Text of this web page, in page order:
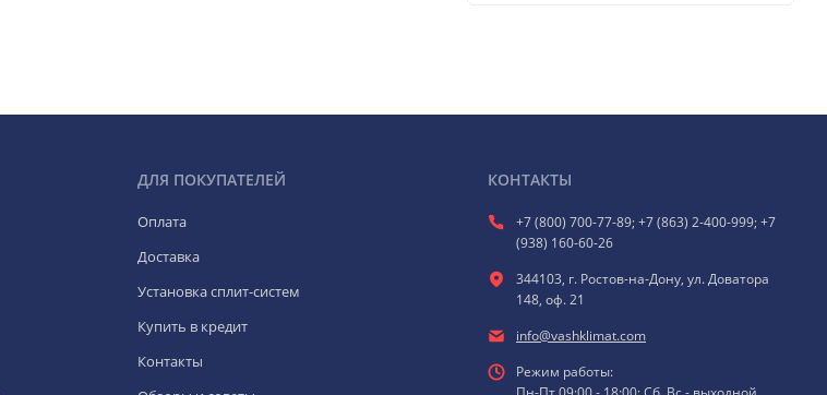
ДЛЯ ПОКУПАТЕЛЕЙ
Оплата
Доставка
Установка сплит-систем
Купить в кредит
Контакты
КОНТАКТЫ
+7 (800) 700-77-89; +7 (863) 2-400-999; +7
(938) 160-60-26
344103, г. Ростов-на-Дону, ул. Доватора
148, оф. 21
info@vashklimat.com
Режим работы: